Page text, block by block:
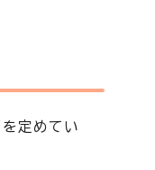
を定めてい